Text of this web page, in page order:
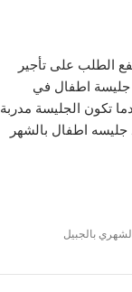
الطلب على تأجير
جليسة اطفال في
تكون الجليسة مدربة
جليسه اطفال بالشهر
بالجبيل